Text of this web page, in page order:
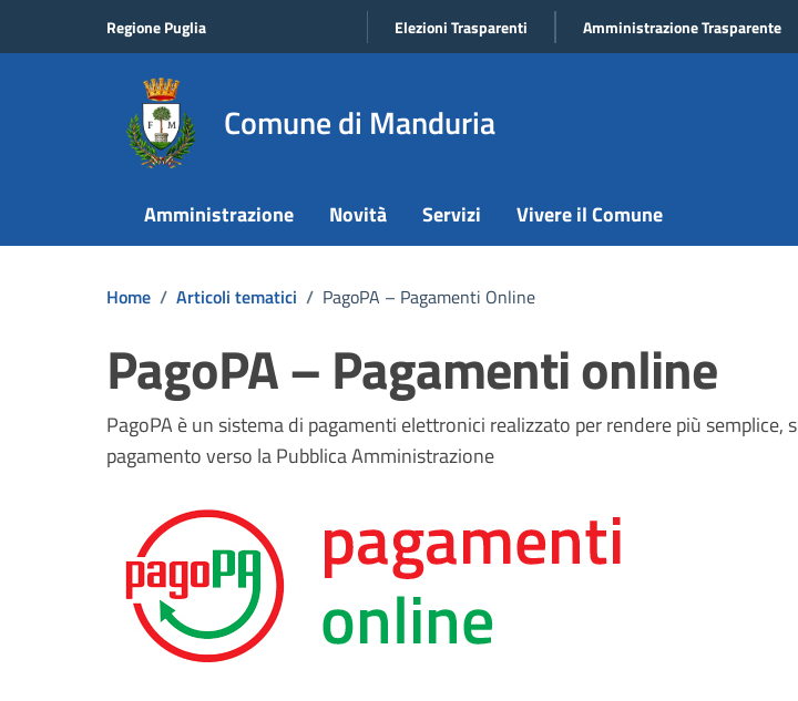
Regione Puglia Elezioni Trasparenti Amministrazione Trasparente
Comune di Manduria
Amministrazione Novità Servizi Vivere il Comune
Home / Articoli tematici / PagoPA – Pagamenti Online
PagoPA – Pagamenti online
PagoPA è un sistema di pagamenti elettronici realizzato per rendere più semplice,
pagamento verso la Pubblica Amministrazione